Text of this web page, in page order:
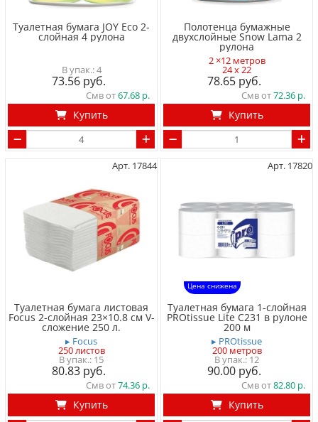
Туалетная бумага JOY Eco 2-
слойная 4 рулона
4
73.56
Смв от67.68
Купить
Полотенца бумажные
двухслойные Snow Lama 2
рулона
2 ×12 метров
24 x 22
78.65
Смв от72.36
Купить
Арт. 17844
Туалетная бумага листовая
Focus 2-слойная 23×10.8 см V-
сложение 250 л.
▸ Focus
250 листов
15
80.83
Смв от74.36
Купить
Арт. 17820
Цена снижена
Туалетная бумага 1-слойная
PROtissue Lite С231 в рулоне
200 м
▸ PROtissue
200 метров
12
90.00
Смв от82.80
Купить